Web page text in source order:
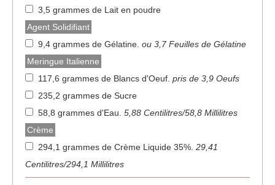
3,5 grammes de Lait en poudre
Agent Solidifiant
9,4 grammes de Gélatine. ou 3,7 Feuilles de Gélatine
Meringue Italienne
117,6 grammes de Blancs d'Oeuf. pris de 3,9 Oeufs
235,2 grammes de Sucre
58,8 grammes d'Eau. 5,88 Centilitres/58,8 Millilitres
Crème
294,1 grammes de Crème Liquide 35%. 29,41
Centilitres/294,1 Millilitres